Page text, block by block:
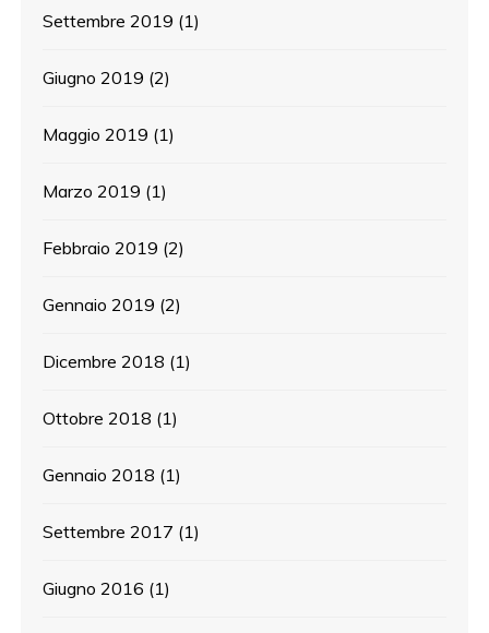
Settembre 2019 (1)
Giugno 2019 (2)
Maggio 2019 (1)
Marzo 2019 (1)
Febbraio 2019 (2)
Gennaio 2019 (2)
Dicembre 2018 (1)
Ottobre 2018 (1)
Gennaio 2018 (1)
Settembre 2017 (1)
Giugno 2016 (1)